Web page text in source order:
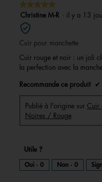
★★★★★
★★★★★
5
sur
5
étoiles.
Christine M-R · il y a 13
Cuir pour manchette
Cuir rouge et noir : un joli
la perfection avec la
Recommande ce produit ✔
Publié à l'origine sur Cuir
Noires / Rouge
Utile ?
Oui · 0 Non · 0